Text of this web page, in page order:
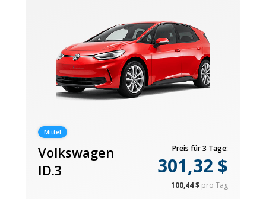
Mittel
Volkswagen
ID.3
Preis für 3 Tage:
301,32 $
100,44 $ pro Tag